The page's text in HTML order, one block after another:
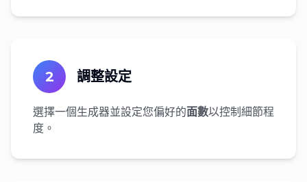
2 調整設定
選擇一個生成器並設定您偏好的面數以控制細節程
度。